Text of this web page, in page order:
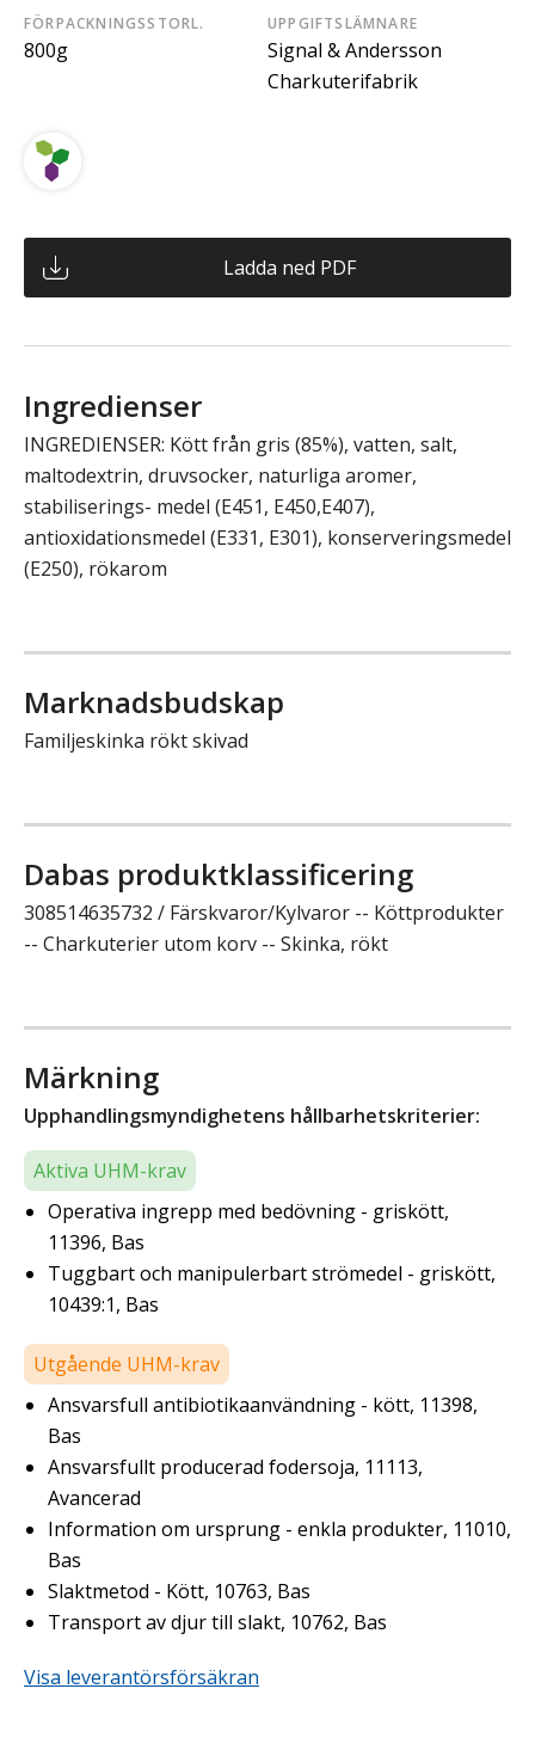
FÖRPACKNINGSSTORL.
800g
UPPGIFTSLÄMNARE
Signal & Andersson
Charkuterifabrik
Ladda ned PDF
Ingredienser
INGREDIENSER: Kött från gris (85%), vatten, salt,
maltodextrin, druvsocker, naturliga aromer,
stabiliserings- medel (E451, E450,E407),
antioxidationsmedel (E331, E301), konserveringsmedel
(E250), rökarom
Marknadsbudskap
Familjeskinka rökt skivad
Dabas produktklassificering
308514635732 / Färskvaror/Kylvaror -- Köttprodukter
-- Charkuterier utom korv -- Skinka, rökt
Märkning
Upphandlingsmyndighetens hållbarhetskriterier:
Aktiva UHM-krav
Operativa ingrepp med bedövning - griskött,
11396, Bas
Tuggbart och manipulerbart strömedel - griskött,
10439:1, Bas
Utgående UHM-krav
Ansvarsfull antibiotikaanvändning - kött, 11398,
Bas
Ansvarsfullt producerad fodersoja, 11113,
Avancerad
Information om ursprung - enkla produkter, 11010,
Bas
Slaktmetod - Kött, 10763, Bas
Transport av djur till slakt, 10762, Bas
Visa leverantörsförsäkran